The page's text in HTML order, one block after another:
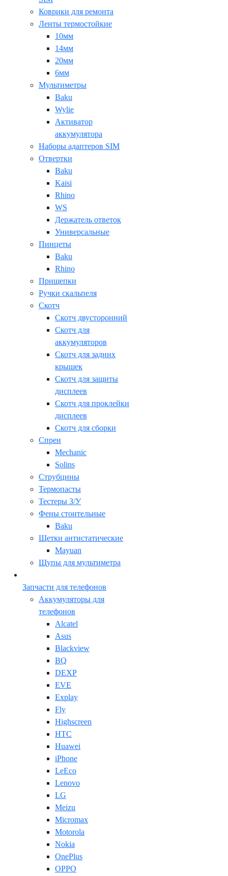
Коврики для ремонта
Ленты термостойкие
10мм
14мм
20мм
6мм
Мультиметры
Baku
Wylie
Активатор
аккумулятора
Наборы адаптеров SIM
Отвертки
Baku
Kaisi
Rhino
WS
Держатель ответок
Универсальные
Пинцеты
Baku
Rhino
Прищепки
Ручки скальпеля
Скотч
Скотч двусторонний
Скотч для
аккумуляторов
Скотч для задних
крышек
Скотч для защиты
дисплеев
Скотч для проклейки
дисплеев
Скотч для сборки
Спреи
Mechanic
Solins
Струбцины
Термопасты
Тестеры З/У
Фены стоительные
Baku
Щетки антистатические
Mayuan
Щупы для мультиметра
Запчасти для телефонов
Аккумуляторы для
телефонов
Alcatel
Asus
Blackview
BQ
DEXP
EVE
Explay
Fly
Highscreen
HTC
Huawei
iPhone
LeEco
Lenovo
LG
Meizu
Micromax
Motorola
Nokia
OnePlus
OPPO